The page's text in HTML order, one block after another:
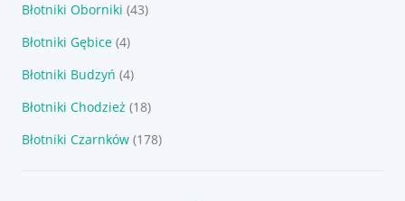
Błotniki Oborniki (43)
Błotniki Gębice (4)
Błotniki Budzyń (4)
Błotniki Chodzież (18)
Błotniki Czarnków (178)